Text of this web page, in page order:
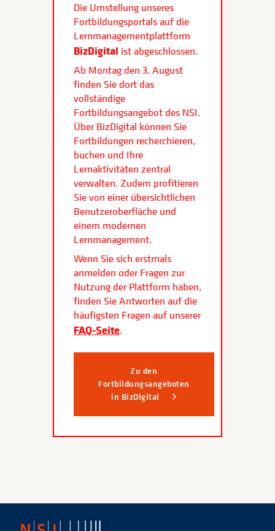
Die Umstellung unseres
Fortbildungsportals auf die
Lernmanagementplattform
BizDigital ist abgeschlossen.
Ab Montag den 3. August
finden Sie dort das
vollständige
Fortbildungsangebot des NSI.
Über BizDigital können Sie
Fortbildungen recherchieren,
buchen und Ihre
Lernaktivitäten zentral
verwalten. Zudem profitieren
Sie von einer übersichtlichen
Benutzeroberfläche und
einem modernen
Lernmanagement.
Wenn Sie sich erstmals
anmelden oder Fragen zur
Nutzung der Plattform haben,
finden Sie Antworten auf die
häufigsten Fragen auf unserer
FAQ-Seite.
Zu den
Fortbildungsangeboten
in BizDigital